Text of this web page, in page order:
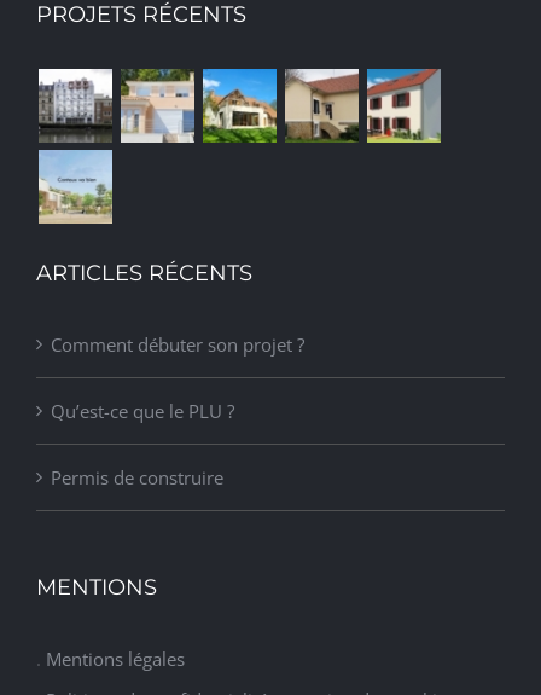
PROJETS RÉCENTS
ARTICLES RÉCENTS
Comment débuter son projet ?
Qu’est-ce que le PLU ?
Permis de construire
MENTIONS
. Mentions légales